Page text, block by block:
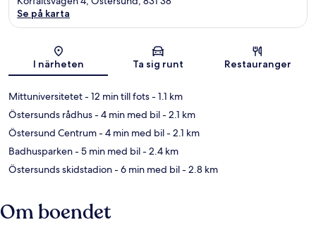
Karta
Se på karta
I närheten Ta sig runt Restauranger
Mittuniversitetet- 12 min till fots- 1.1 km
Östersunds rådhus- 4 min med bil- 2.1 km
Östersund Centrum- 4 min med bil- 2.1 km
Badhusparken- 5 min med bil- 2.4 km
Östersunds skidstadion- 6 min med bil- 2.8 km
Om boendet